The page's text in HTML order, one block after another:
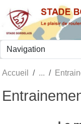
Accueil
Panneau de gestion